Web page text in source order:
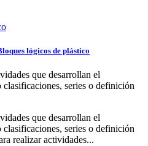
lógicos de plástico
que desarrollan el
series o definición
que desarrollan el
series o definición
realizar actividades...